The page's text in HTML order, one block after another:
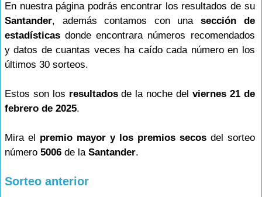
En nuestra página podrás encontrar los resultados de su
Santander, además contamos con una sección de
estadísticas donde encontrara números recomendados
y datos de cuantas veces ha caído cada número en los
últimos 30 sorteos.
Estos son los resultadosde la noche del viernes 21 de
febrero de 2025.
Mira el premio mayor y los premios secosdel sorteo
número 5006 de la Santander.
Sorteo anterior